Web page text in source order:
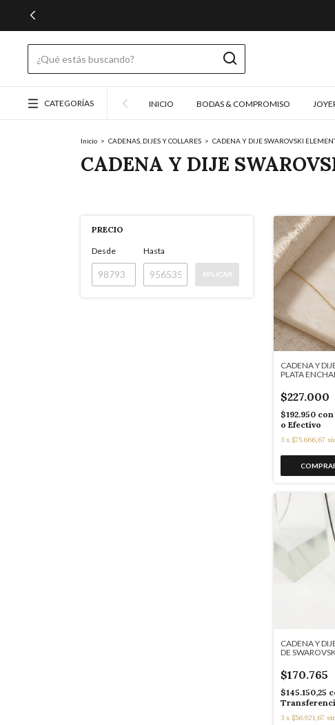
CATEGORÍAS INICIO BODAS & COMPROMISO
Inicio > CADENAS, DIJES Y COLLARES > CADENA Y DIJE SWAROVSKI
CADENA Y DIJE
PRECIO
Desde Hasta
APLICAR
CADENA Y
PLATA
$227.000
$192.950 con
o Efectivo
3 x $75.666,67
CADENA Y
DE
$170.765
$145.150,25
3 x $56.921,67